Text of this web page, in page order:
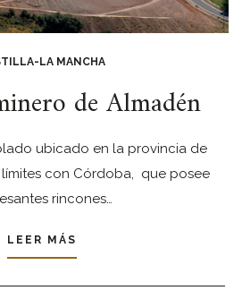
LA MANCHA
de Almadén
ubicado en la provincia de
límites con Córdoba, que posee
rincones…
LEER MÁS